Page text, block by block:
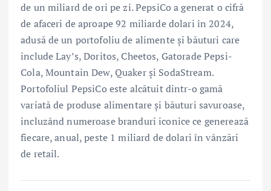
de un miliard de ori pe zi. PepsiCo a generat o cifră
de afaceri de aproape 92 miliarde dolari în 2024,
adusă de un portofoliu de alimente și băuturi care
include Lay’s, Doritos, Cheetos, Gatorade Pepsi-
Cola, Mountain Dew, Quaker și SodaStream.
Portofoliul PepsiCo este alcătuit dintr-o gamă
variată de produse alimentare și băuturi savuroase,
incluzând numeroase branduri iconice ce generează
fiecare, anual, peste 1 miliard de dolari în vânzări
de retail.